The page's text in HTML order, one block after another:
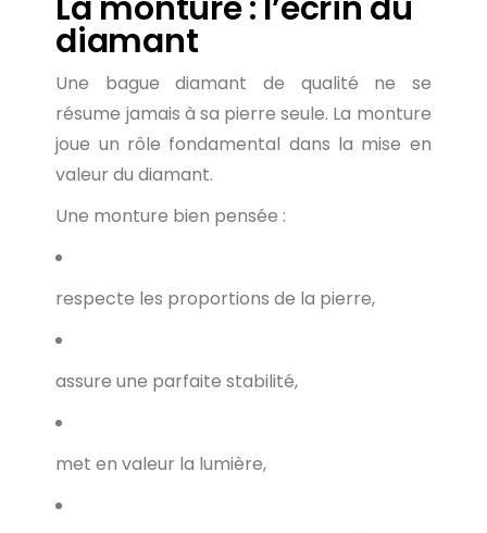
diamant
Une bague diamant de qualité ne se
résume jamais à sa pierre seule. La monture
joue un rôle fondamental dans la mise en
valeur du diamant.
Une monture bien pensée :
respecte les proportions de la pierre,
assure une parfaite stabilité,
met en valeur la lumière,